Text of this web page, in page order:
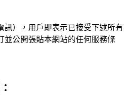
訊），用戶即表示已接受下述所有
並公開張貼本網站的任何服務條